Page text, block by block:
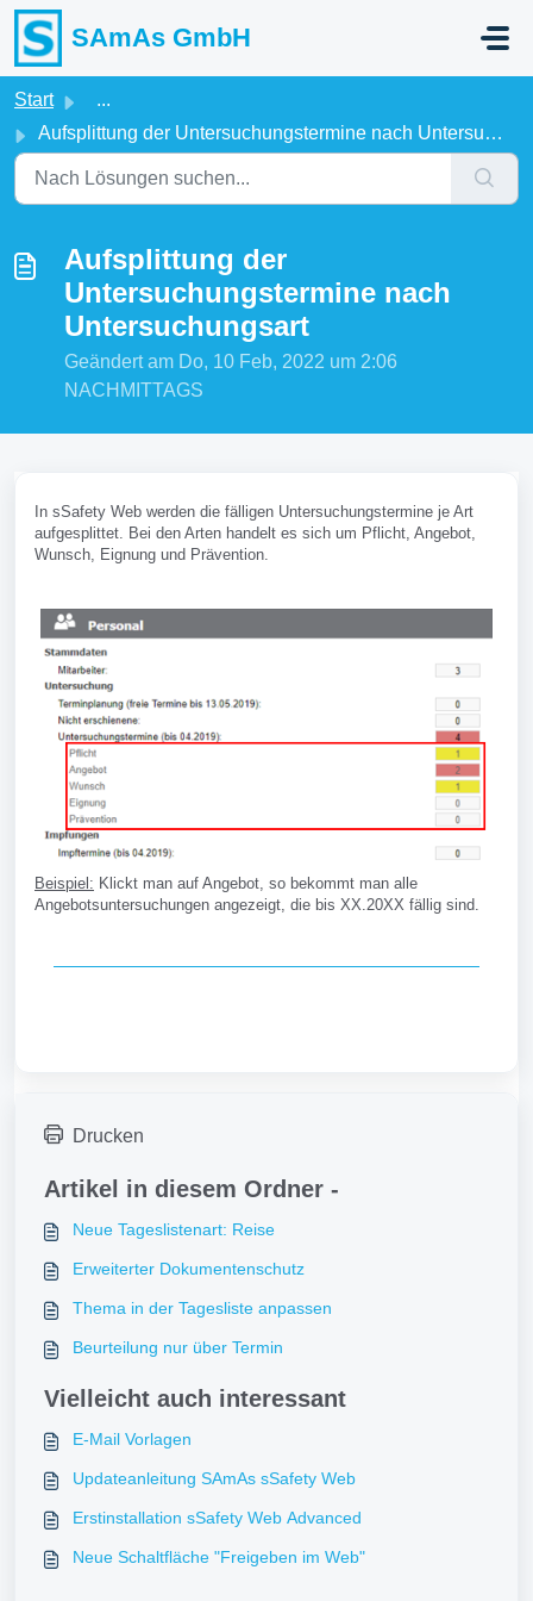
Zum hauptsächlichen Inhalt gehen
SAmAs GmbH
Start
...
Aufsplittung der Untersuchungstermine nach Untersuchungsart
Aufsplittung der
Untersuchungstermine nach
Untersuchungsart
Geändert am Do, 10 Feb, 2022 um 2:06
NACHMITTAGS
In sSafety Web werden die fälligen Untersuchungstermine je Art
aufgesplittet. Bei den Arten handelt es sich um Pflicht, Angebot,
Wunsch, Eignung und Prävention.
Beispiel: Klickt man auf Angebot, so bekommt man alle
Angebotsuntersuchungen angezeigt, die bis XX.20XX fällig sind.
Drucken
Artikel in diesem Ordner -
Neue Tageslistenart: Reise
Erweiterter Dokumentenschutz
Thema in der Tagesliste anpassen
Beurteilung nur über Termin
Vielleicht auch interessant
E-Mail Vorlagen
Updateanleitung SAmAs sSafety Web
Erstinstallation sSafety Web Advanced
Neue Schaltfläche "Freigeben im Web"